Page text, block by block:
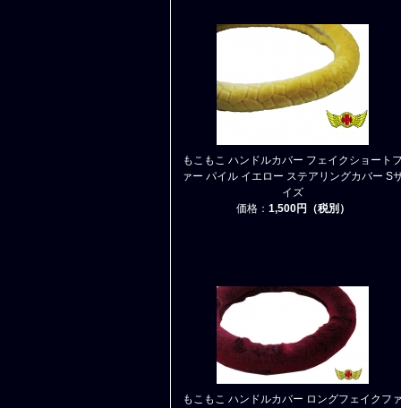
もこもこ ハンドルカバー フェイクショート
ァー パイル イエロー ステアリングカバー S
イズ
価格： 1,500円（税別）
もこもこ ハンドルカバー ロングフェイクフ